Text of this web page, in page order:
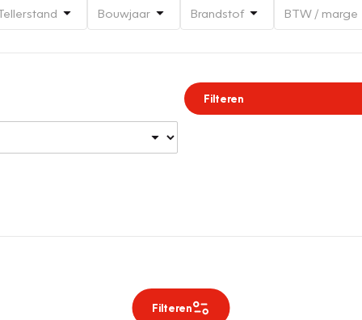
Bouwjaar Brandstof BTW / marge
Filteren
Filteren